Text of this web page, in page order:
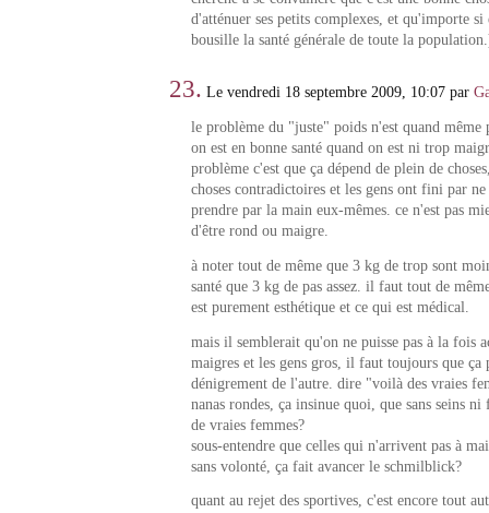
d'atténuer ses petits complexes, et qu'importe si
bousille la santé générale de toute la
23. Le vendredi 18 septembre 2009, 10:07 par
le problème du "juste" poids n'est quand même
on est en bonne santé quand on est ni trop
problème c'est que ça dépend de plein de
choses contradictoires et les gens ont fini par
prendre par la main eux-mêmes. ce n'est pas
d'être rond ou maigre.
à noter tout de même que 3 kg de trop sont
santé que 3 kg de pas assez. il faut tout de
est purement esthétique et ce qui est médical.
mais il semblerait qu'on ne puisse pas à la fois
maigres et les gens gros, il faut toujours que ça
dénigrement de l'autre. dire "voilà des vraies
nanas rondes, ça insinue quoi, que sans seins ni
de vraies femmes?
sous-entendre que celles qui n'arrivent pas à
sans volonté, ça fait avancer le schmilblick?
quant au rejet des sportives, c'est encore tout